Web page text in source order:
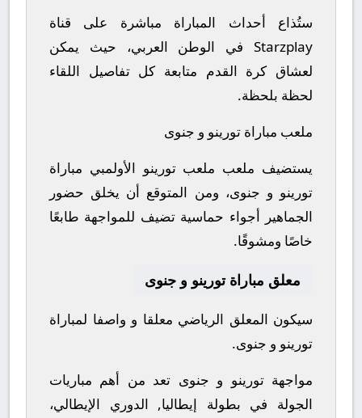
ستُذاع أحداث المباراة مباشرة على قناة
Starzplay في الوطن العربي، حيث يمكن
لعشاق كرة القدم متابعة كل تفاصيل اللقاء
لحظة بلحظة.
ملعب مباراة تورينو و جنوى
يستضيف ملعب ملعب تورينو الأولمبي مباراة
تورينو و جنوى، ومن المتوقع أن يخلق حضور
الجماهير أجواء حماسية تضيف للمواجهة طابعًا
خاصًا ومشوقًا.
معلق مباراة تورينو و جنوى
سيكون المعلق الرياضي معلقا و واصفا لمباراة
تورينو و جنوى.
مواجهة تورينو و جنوى تعد من أهم مباريات
الجولة في بطولة إيطاليا, الدوري الإيطالي،